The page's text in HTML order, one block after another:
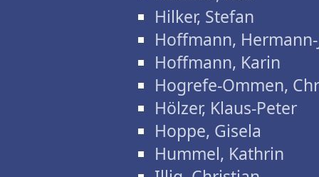
Hilker, Stefan
Hoffmann, Hermann-
Hoffmann, Karin
Hogrefe-Ommen,
Hölzer, Klaus-Peter
Hoppe, Gisela
Hummel, Kathrin